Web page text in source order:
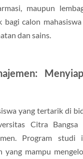
maupun
bagi calon
dan sains.
yang tertarik di
Citra Bangsa
Program studi
yang mampu